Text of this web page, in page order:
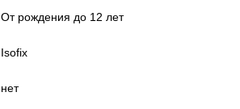
От рождения до 12 лет
Isofix
нет